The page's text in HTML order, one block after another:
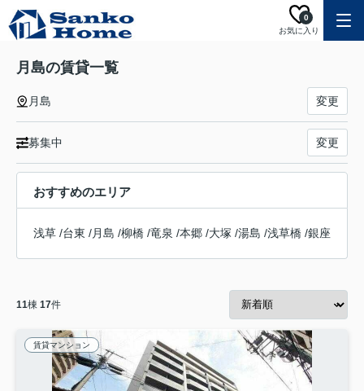
お気に入り
0
月島の賃貸一覧
月島 変更
募集中 変更
おすすめのエリア
浅草 /台東 /月島 /柳橋 /竜泉 /本郷 /大塚 /湯島 /浅草橋 /銀座
11棟 17件
賃貸マンション